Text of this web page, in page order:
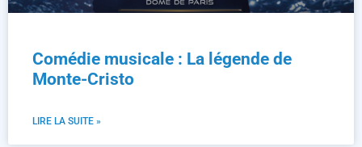
Comédie musicale : La légende de
Monte-Cristo
LIRE LA SUITE »